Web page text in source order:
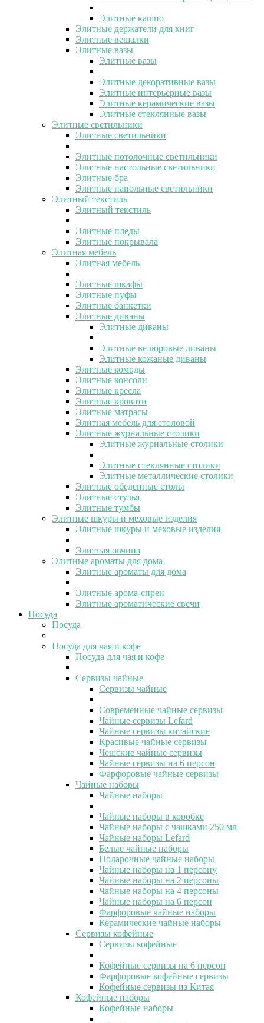
Элитные кашпо
Элитные держатели для книг
Элитные вешалки
Элитные вазы
Элитные вазы
Элитные декоративные вазы
Элитные интерьерные вазы
Элитные керамические вазы
Элитные стеклянные вазы
Элитные светильники
Элитные светильники
Элитные потолочные светильники
Элитные настольные светильники
Элитные бра
Элитные напольные светильники
Элитный текстиль
Элитный текстиль
Элитные пледы
Элитные покрывала
Элитная мебель
Элитная мебель
Элитные шкафы
Элитные пуфы
Элитные банкетки
Элитные диваны
Элитные диваны
Элитные велюровые диваны
Элитные кожаные диваны
Элитные комоды
Элитные консоли
Элитные кресла
Элитные кровати
Элитные матрасы
Элитная мебель для столовой
Элитные журнальные столики
Элитные журнальные столики
Элитные стеклянные столики
Элитные металлические столики
Элитные обеденные столы
Элитные стулья
Элитные тумбы
Элитные шкуры и меховые изделия
Элитные шкуры и меховые изделия
Элитная овчина
Элитные ароматы для дома
Элитные ароматы для дома
Элитные арома-спреи
Элитные ароматические свечи
Посуда
Посуда
Посуда для чая и кофе
Посуда для чая и кофе
Сервизы чайные
Сервизы чайные
Современные чайные сервизы
Чайные сервизы Lefard
Чайные сервизы китайские
Красивые чайные сервизы
Чешские чайные сервизы
Чайные сервизы на 6 персон
Фарфоровые чайные сервизы
Чайные наборы
Чайные наборы
Чайные наборы в коробке
Чайные наборы с чашками 250 мл
Чайные наборы Lefard
Белые чайные наборы
Подарочные чайные наборы
Чайные наборы на 1 персону
Чайные наборы на 2 персоны
Чайные наборы на 4 персоны
Чайные наборы на 6 персон
Фарфоровые чайные наборы
Керамические чайные наборы
Сервизы кофейные
Сервизы кофейные
Кофейные сервизы на 6 персон
Фарфоровые кофейные сервизы
Кофейные сервизы из Китая
Кофейные наборы
Кофейные наборы